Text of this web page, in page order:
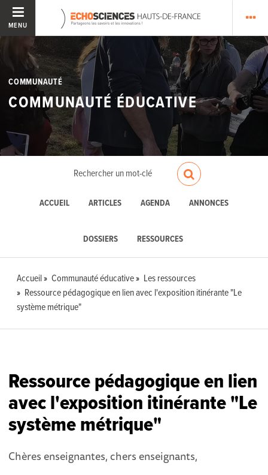
MENU
COMMUNAUTÉ
COMMUNAUTÉ ÉDUCATIVE
ACCUEIL ARTICLES AGENDA ANNONCES
DOSSIERS RESSOURCES
Accueil Communauté éducative
Les ressources
Ressource pédagogique en lien avec l'exposition itinérante "Le
système métrique"
Ressource pédagogique en lien
avec l'exposition itinérante "Le
système métrique"
Chères enseignantes, chers enseignants,